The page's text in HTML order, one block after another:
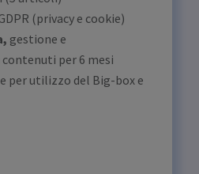
(privacy e cookie)
gestione e
per 6 mesi
per utilizzo del Big-box e